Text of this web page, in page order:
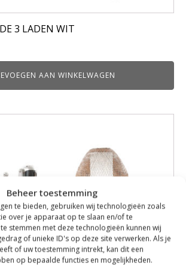
Beheer toestemming
te bieden, gebruiken wij technologieën zoals
over je apparaat op te slaan en/of te
stemmen met deze technologieën kunnen wij
of unieke ID's op deze site verwerken. Als je
of uw toestemming intrekt, kan dit een
op bepaalde functies en mogelijkheden.
3 LADEN WIT
AAN WINKELWAGEN